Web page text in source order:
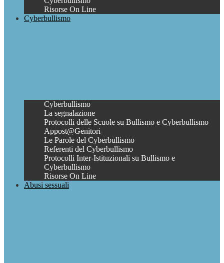
Risorse On Line
Cyberbullismo
Cyberbullismo
La segnalazione
Protocolli delle Scuole su Bullismo e Cyberbullismo
Appost@Genitori
Le Parole del Cyberbullismo
Referenti del Cyberbullismo
Protocolli Inter-Istituzionali su Bullismo e
Cyberbullismo
Risorse On Line
Abusi sessuali